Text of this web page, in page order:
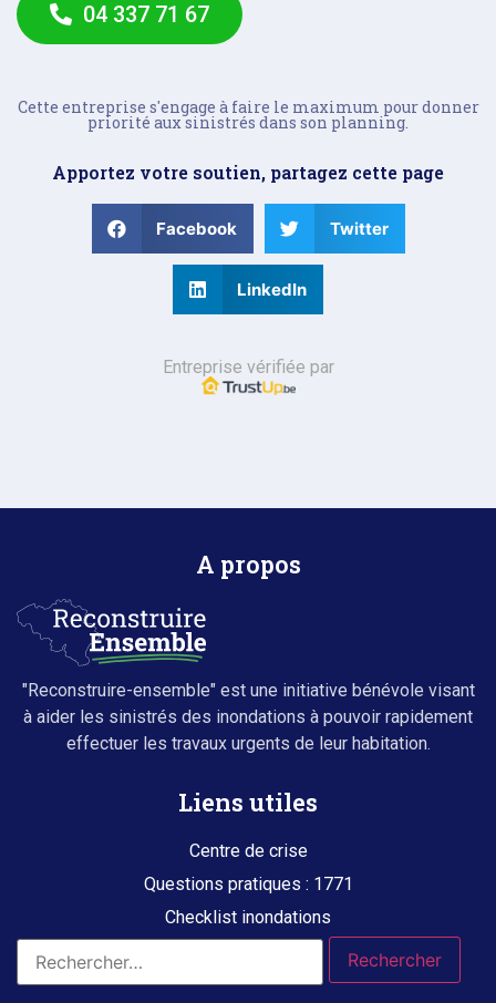
04 337 71 67
Cette entreprise s'engage à faire le maximum pour donner
priorité aux sinistrés dans son planning.
Apportez votre soutien, partagez cette page
Facebook Twitter
LinkedIn
Entreprise vérifiée par
A propos
"Reconstruire-ensemble" est une initiative bénévole visant
à aider les sinistrés des inondations à pouvoir rapidement
effectuer les travaux urgents de leur habitation.
Liens utiles
Centre de crise
Questions pratiques : 1771
Checklist inondations